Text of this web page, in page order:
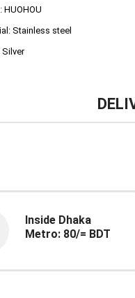
HUOHOU
Stainless steel
Silver
Inside Dhaka
Metro: 80/= BDT